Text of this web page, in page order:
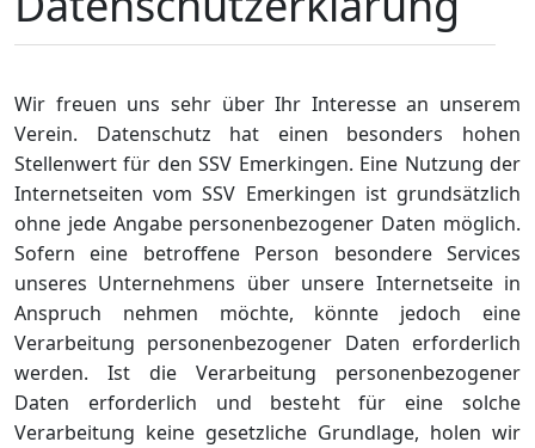
Wir freuen uns sehr über Ihr Interesse an unserem
Verein. Datenschutz hat einen besonders hohen
Stellenwert für den SSV Emerkingen. Eine Nutzung der
Internetseiten vom SSV Emerkingen ist grundsätzlich
ohne jede Angabe personenbezogener Daten möglich.
Sofern eine betroffene Person besondere Services
unseres Unternehmens über unsere Internetseite in
Anspruch nehmen möchte, könnte jedoch eine
Verarbeitung personenbezogener Daten erforderlich
werden. Ist die Verarbeitung personenbezogener
Daten erforderlich und besteht für eine solche
Verarbeitung keine gesetzliche Grundlage, holen wir